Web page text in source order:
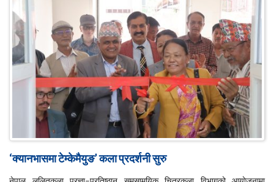
‘क्यानभासमा टेम्केमैयुङ’ कला प्रदर्शनी सुरु